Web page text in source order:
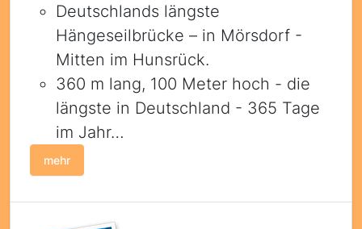
Deutschlands längste
Hängeseilbrücke – in Mörsdorf -
Mitten im Hunsrück.
360 m lang, 100 Meter hoch - die
längste in Deutschland - 365 Tage
im Jahr…
mehr